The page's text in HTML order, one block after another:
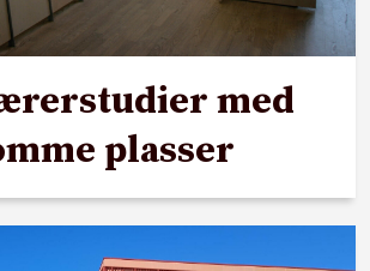
med
plasser